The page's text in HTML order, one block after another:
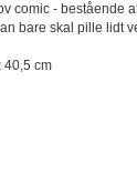
comic - bestående
bare skal pille lidt
40,5 cm